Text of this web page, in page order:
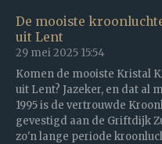
De mooiste
uit Lent
29 mei 2025 15:54
Komen de mooiste Kristal
uit Lent? Jazeker, en dat al
1995 is de vertrouwde
gevestigd aan de Griftdijk
zo'n lange periode